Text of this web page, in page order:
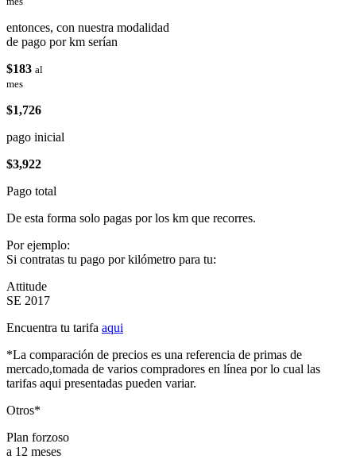
entonces, con nuestra modalidad
de pago por km serían
$183 al
mes
$1,726
pago inicial
$3,922
Pago total
De esta forma solo pagas por los km que recorres.
Por ejemplo:
Si contratas tu pago por kilómetro para tu:
Attitude
SE 2017
Encuentra tu tarifa aqui
*La comparación de precios es una referencia de primas de
mercado,tomada de varios compradores en línea por lo cual las
tarifas aqui presentadas pueden variar.
Otros*
Plan forzoso
a 12 meses